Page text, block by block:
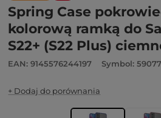
Spring Case
kolorową ramką do
S22+ (S22 Plus)
EAN: 9145576244197 Symbol:
+ Dodaj do porównania